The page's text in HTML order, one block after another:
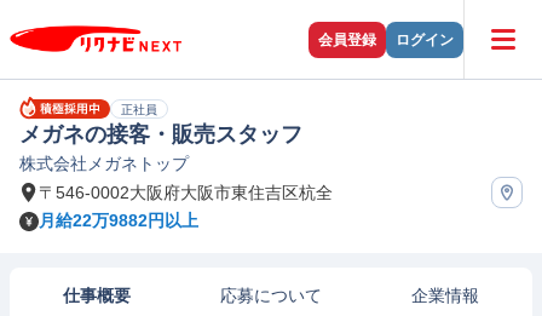
会員登録 ログイン
正社員
メガネの接客・販売スタッフ
株式会社メガネトップ
〒546-0002大阪府大阪市東住吉区杭全
月給22万9882円以上
仕事概要 応募について 企業情報